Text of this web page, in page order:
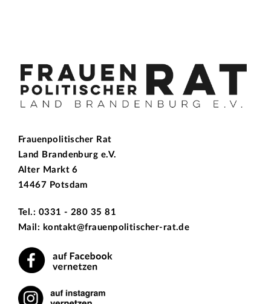
Frauenpolitischer Rat
Land Brandenburg e.V.
Alter Markt 6
14467 Potsdam
Tel.: 0331 - 280 35 81
Mail: kontakt@frauenpolitischer-rat.de